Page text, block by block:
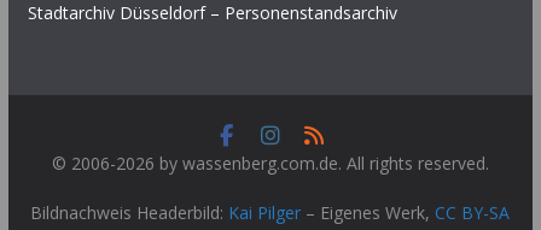
Stadtarchiv Düsseldorf – Personenstandsarchiv
© 2006-2026 by wassenberg.com.de. All rights reserved.
Bildnachweis Headerbild: Kai Pilger – Eigenes Werk, CC BY-SA